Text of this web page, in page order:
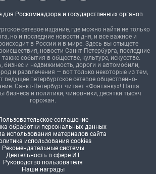
для Роскомнадзора и государственных органов
сетевое издание, где можно найти не только
но и последние новости дня, и все важное и
в России и в мире. Здесь вы отыщете
новости Санкт-Петербурга, последние
события в обществе, культуре, искусстве.
бизнес и недвижимость, дороги и автомобили,
и развлечения — вот только некоторые из тем,
ведущее петербургское сетевое общественно-
Санкт-Петербург читает «Фонтанку»! Наша
бизнеса и политики, чиновники, десятки тысяч
горожан.
соглашение
обработки персональных данных
использования материалов сайта
использования cookies
Рекомендательные системы
Деятельность в сфере ИТ
Руководство пользователя
Наши награды